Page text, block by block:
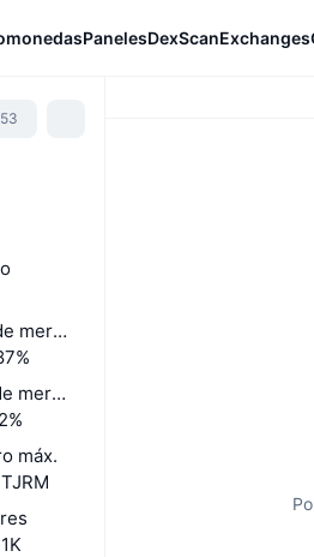
PanelesDexScanExchanges
mercado (24 h)
mercado
máx.